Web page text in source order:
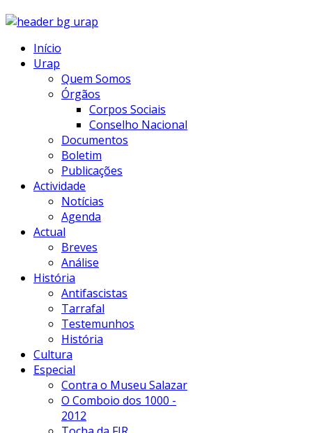
Início
Urap
Quem Somos
Órgãos
Corpos Sociais
Conselho Nacional
Documentos
Boletim
Publicações
Actividade
Notícias
Agenda
Actual
Breves
Análise
História
Antifascistas
Tarrafal
Testemunhos
História
Cultura
Especial
Contra o Museu Salazar
O Comboio dos 1000 -
2012